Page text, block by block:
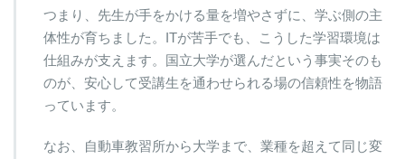
つまり、先生が手をかける量を増やさずに、学ぶ側の主
体性が育ちました。ITが苦手でも、こうした学習環境は
仕組みが支えます。国立大学が選んだという事実そのも
のが、安心して受講生を通わせられる場の信頼性を物語
っています。
なお、自動車教習所から大学まで、業種を超えて同じ変